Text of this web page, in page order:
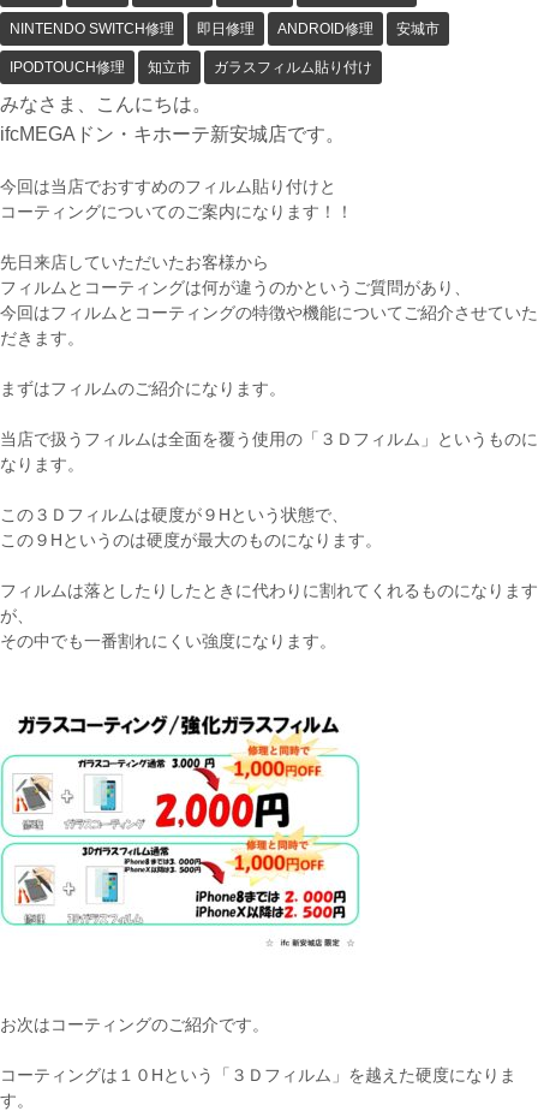
NINTENDO SWITCH修理 即日修理 ANDROID修理 安城市
IPODTOUCH修理 知立市 ガラスフィルム貼り付け
みなさま、こんにちは。
ifcMEGAドン・キホーテ新安城店です。
今回は当店でおすすめのフィルム貼り付けと
コーティングについてのご案内になります！！
先日来店していただいたお客様から
フィルムとコーティングは何が違うのかというご質問があり、
今回はフィルムとコーティングの特徴や機能についてご紹介させていた
だきます。
まずはフィルムのご紹介になります。
当店で扱うフィルムは全面を覆う使用の「３Ｄフィルム」というものに
なります。
この３Ｄフィルムは硬度が９Hという状態で、
この９Hというのは硬度が最大のものになります。
フィルムは落としたりしたときに代わりに割れてくれるものになります
が、
その中でも一番割れにくい強度になります。
お次はコーティングのご紹介です。
コーティングは１０Hという「３Ｄフィルム」を越えた硬度になりま
す。